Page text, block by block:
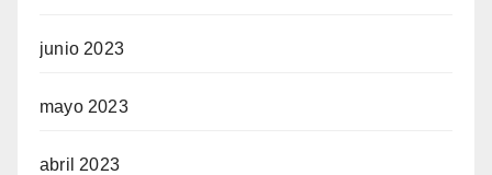
junio 2023
mayo 2023
abril 2023